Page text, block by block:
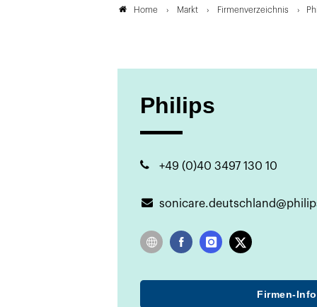
Home Markt Firmenverzeichnis
Philips
+49 (0)40 3497 130 10
Website
X
Firmen-